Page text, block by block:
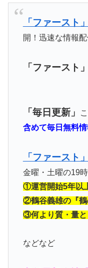
「ファースト」
開！迅速な情報配
「ファースト
「毎日更新」
含めて毎日無料情
「ファースト」
金曜・土曜の19
①運営開始5年以
②鶴谷義雄の『鶴
③何より質・量と
などなど